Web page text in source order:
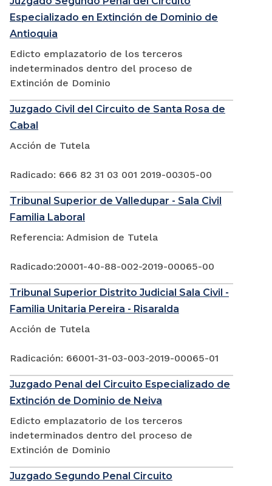
Especializado en Extinción de Dominio de
Antioquia
Edicto emplazatorio de los terceros
indeterminados dentro del proceso de
Extinción de Dominio
Juzgado Civil del Circuito de Santa Rosa de
Cabal
Acción de Tutela
Radicado: 666 82 31 03 001 2019-00305-00
Tribunal Superior de Valledupar - Sala Civil
Familia Laboral
Referencia: Admision de Tutela
Radicado:20001-40-88-002-2019-00065-00
Tribunal Superior Distrito Judicial Sala Civil -
Familia Unitaria Pereira - Risaralda
Acción de Tutela
Radicación: 66001-31-03-003-2019-00065-01
Juzgado Penal del Circuito Especializado de
Extinción de Dominio de Neiva
Edicto emplazatorio de los terceros
indeterminados dentro del proceso de
Extinción de Dominio
Juzgado Segundo Penal Circuito